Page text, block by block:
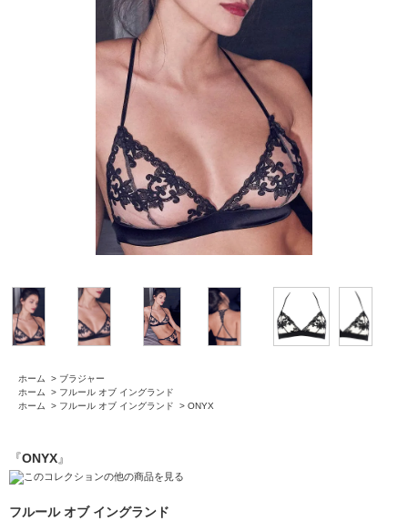
ホーム > ブラジャー
ホーム
> フルール オブ イングランド
ホーム
> フルール オブ イングランド > ONYX
『ONYX』
このコレクションの他の商品を見る
フルール オブ イングランド